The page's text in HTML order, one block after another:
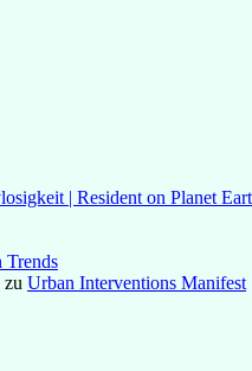
| Resident on Planet
Trends
zu Urban Interventions Manifest